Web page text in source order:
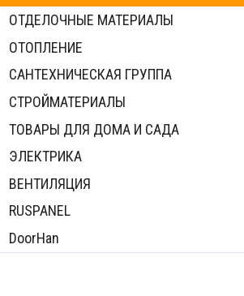
ОТДЕЛОЧНЫЕ МАТЕРИАЛЫ
ОТОПЛЕНИЕ
САНТЕХНИЧЕСКАЯ ГРУППА
СТРОЙМАТЕРИАЛЫ
ТОВАРЫ ДЛЯ ДОМА И САДА
ЭЛЕКТРИКА
ВЕНТИЛЯЦИЯ
RUSPANEL
DoorHan